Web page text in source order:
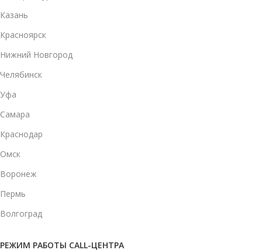
Казань
Красноярск
Нижний Новгород
Челябинск
Уфа
Самара
Краснодар
Омск
Воронеж
Пермь
Волгоград
РЕЖИМ РАБОТЫ CALL-ЦЕНТРА